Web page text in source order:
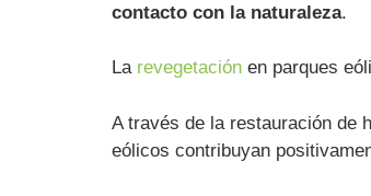
contacto con la naturaleza.
La revegetación en parques
A través de la restauración de
eólicos contribuyan